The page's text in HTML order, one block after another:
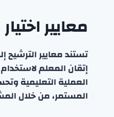
معايير
تستند معايير
إتقان المعلم
العملية التعليمية
المستمر، من خلال